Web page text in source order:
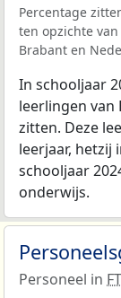
Percentage
ten opzichte
Brabant en
In schooljaar
leerlingen van
zitten. Deze
leerjaar, hetzij
schooljaar
onderwijs.
Personeel in